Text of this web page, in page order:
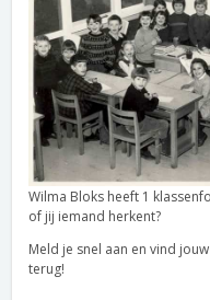
Wilma Bloks heeft 1
of jij iemand herkent?
Meld je snel aan en vind
terug!